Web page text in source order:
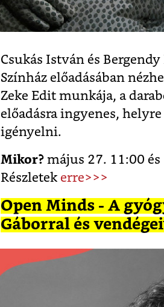
Csukás István és
Színház előadásában
Zeke Edit munkája, a
előadásra ingyenes,
igényelni.
Mikor? május 27. 11:00 és
Részletek erre>>>
Open Minds - A
Gáborral és